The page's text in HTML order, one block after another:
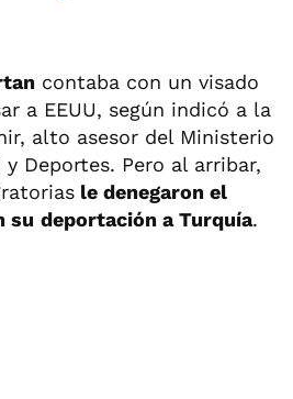
contaba con un visado
a EEUU, según indicó a la
alto asesor del Ministerio
Deportes. Pero al arribar,
le denegaron el
su deportación a Turquía.